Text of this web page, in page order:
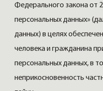
Федерального закона от
персональных данных»
данных) в целях
человека и гражданина
персональных данных, в
неприкосновенность